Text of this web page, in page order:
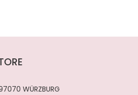
WÜRZBURG